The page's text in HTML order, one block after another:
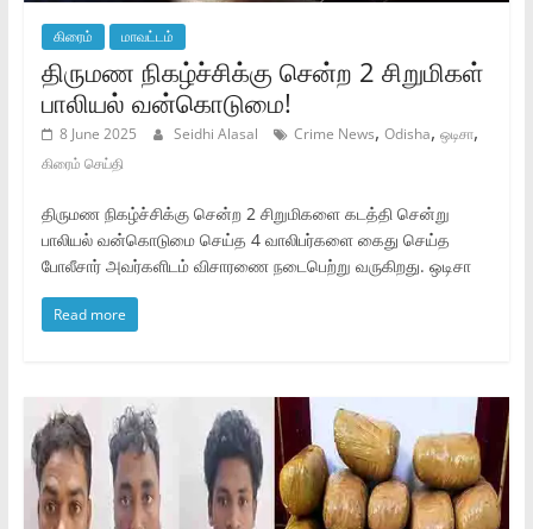
கிரைம் மாவட்டம்
திருமண நிகழ்ச்சிக்கு சென்ற 2 சிறுமிகள்
பாலியல் வன்கொடுமை!
8 June 2025 Seidhi Alasal Crime News, Odisha, ஒடிசா,
கிரைம் செய்தி
திருமண நிகழ்ச்சிக்கு சென்ற 2 சிறுமிகளை கடத்தி சென்று
பாலியல் வன்கொடுமை செய்த 4 வாலிபர்களை கைது செய்த
போலீசார் அவர்களிடம் விசாரணை நடைபெற்று வருகிறது. ஒடிசா
Read more